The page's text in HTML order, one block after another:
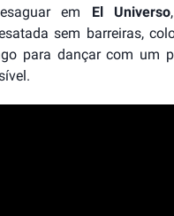
em El Universo
sem barreiras,
para dançar com um